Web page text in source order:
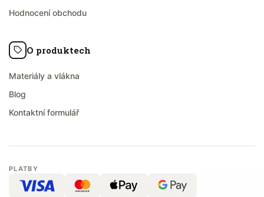
Hodnocení obchodu
O produktech
Materiály a vlákna
Blog
Kontaktní formulář
PLATBY